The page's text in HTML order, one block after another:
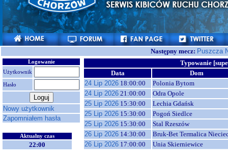
Następny mecz: Puszcza
Logowanie
Użytkownik
Hasło
Nowy użytkownik
Zapomniałem hasła
Aktualny czas
22:00
Typowanie
Data
Dom
24 Lip 2026 18:00:00
Polonia Bytom
24 Lip 2026 21:00:00
Odra Opole
25 Lip 2026 15:30:00
Lechia Gdańsk
25 Lip 2026 15:30:00
Pogoń Siedlce
25 Lip 2026 15:30:00
Stal Rzeszów
26 Lip 2026 14:30:00
Bruk-Bet Termalica
26 Lip 2026 17:00:00
Unia Skierniewice